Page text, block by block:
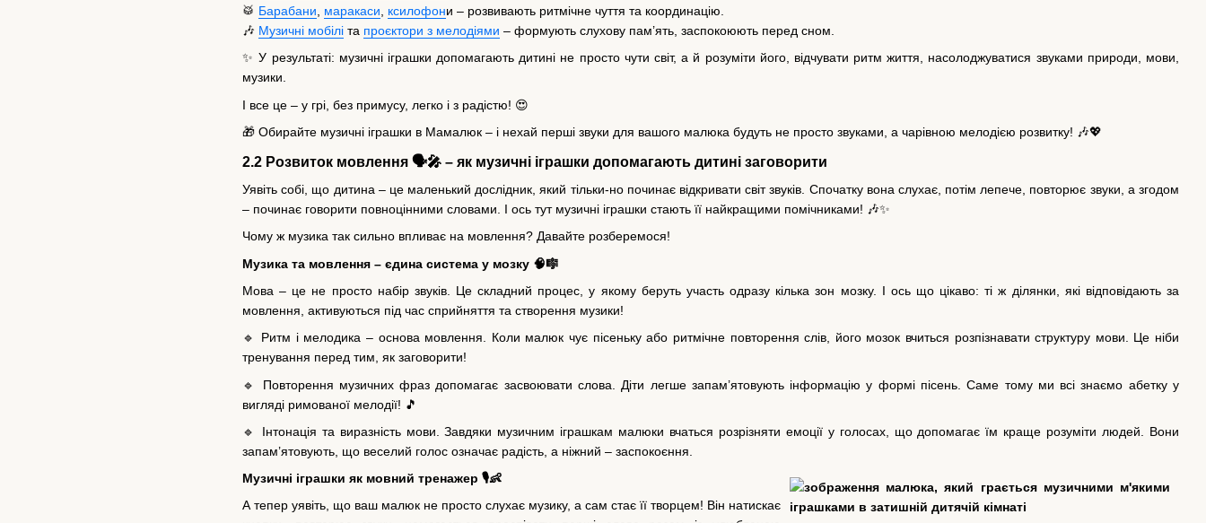
🥁 Барабани маракаси ксилофони – розвивають ритмічне чуття та координацію.
🎶 Музичні мобілі та проєктори з мелодіями – формують слухову пам’ять, заспокоюють перед сном.
✨ У результаті: музичні іграшки допомагають дитині не просто чути світ, а й розуміти його, відчувати ритм життя, насолоджуватися звуками природи, мови,
музики.
І все це – у грі, без примусу, легко і з радістю! 😍
🎁 Обирайте музичні іграшки в Мамалюк – і нехай перші звуки для вашого малюка будуть не просто звуками, а чарівною мелодією розвитку! 🎶💖
2.2 Розвиток мовлення 🗣️🎤 – як музичні іграшки допомагають дитині заговорити
Уявіть собі, що дитина – це маленький дослідник, який тільки-но починає відкривати світ звуків. Спочатку вона слухає, потім лепече, повторює звуки, а згодом
– починає говорити повноцінними словами. І ось тут музичні іграшки стають її найкращими помічниками! 🎶✨
Чому ж музика так сильно впливає на мовлення? Давайте розберемося!
Музика та мовлення – єдина система у мозку 🧠🎼
Мова – це не просто набір звуків. Це складний процес, у якому беруть участь одразу кілька зон мозку. І ось що цікаво: ті ж ділянки, які відповідають за
мовлення, активуються під час сприйняття та створення музики!
🔹 Ритм і мелодика – основа мовлення. Коли малюк чує пісеньку або ритмічне повторення слів, його мозок вчиться розпізнавати структуру мови. Це ніби
тренування перед тим, як заговорити!
🔹 Повторення музичних фраз допомагає засвоювати слова. Діти легше запам’ятовують інформацію у формі пісень. Саме тому ми всі знаємо абетку у
вигляді римованої мелодії! 🎵
🔹 Інтонація та виразність мови. Завдяки музичним іграшкам малюки вчаться розрізняти емоції у голосах, що допомагає їм краще розуміти людей. Вони
запам’ятовують, що веселий голос означає радість, а ніжний – заспокоєння.
Музичні іграшки як мовний тренажер 🎙️👶
А тепер уявіть, що ваш малюк не просто слухає музику, а сам стає її творцем! Він натискає